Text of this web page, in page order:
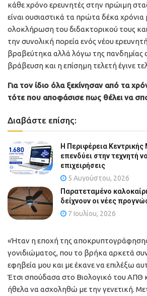
κάθε χρόνο ερευνητές στην πρώιμη
είναι ουσιαστικά τα πρώτα δέκα χρόνια
ολοκλήρωση του διδακτορικού τους
την συνολική πορεία ενός νέου
βραβεύτηκα αλλά λόγω της
βράβευση και η επίσημη τελετή έγινε
Για τον ίδιο όλα ξεκίνησαν από τα
τότε που αποφάσισε πως θέλει να
Διαβάστε επίσης:
Η Περιφέρεια
επενδύει στην τεχνητή
επιχειρήσεις
5 Αυγούστου, 2026
Παρατεταμένο
δείχνουν οι νέες
7 Ιουλίου, 2026
«Ήταν η εποχή της
γονιδιώματος, που το βρήκα αρκετά
εφηβεία μου και με έκανε να επιλέξω
Έτσι σπούδασα στο Βιολογικό του ΑΠΘ
ήθελα να ασχοληθώ με την γενετική.